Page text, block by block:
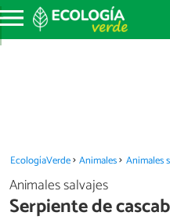
EcologíaVerde Animales Animales
Animales salvajes
Serpiente de